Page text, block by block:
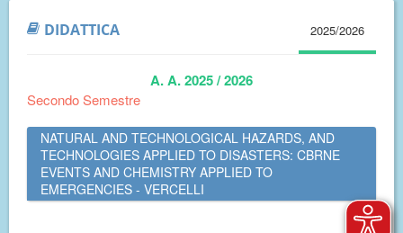
DIDATTICA 2025/2026
A. A. 2025 / 2026
Secondo Semestre
NATURAL AND TECHNOLOGICAL HAZARDS, AND
TECHNOLOGIES APPLIED TO DISASTERS: CBRNE
EVENTS AND CHEMISTRY APPLIED TO
EMERGENCIES - VERCELLI